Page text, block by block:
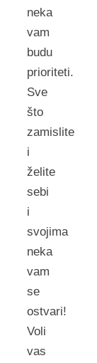
neka
vam
budu
prioriteti.
Sve
što
zamislite
i
želite
sebi
i
svojima
neka
vam
se
ostvari!
Voli
vas